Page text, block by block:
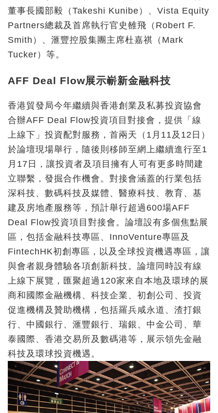
董事長國部毅（Takeshi Kunibe）、Vista Equity
Partners總裁及首席執行官史雒飛（Robert F.
Smith）、滙豐控股集團主席杜嘉祺（Mark
Tucker）等。
AFF Deal Flow展示嶄新金融科技
香港貿發局今年繼續與香港創業及私募投資協會
合辦AFF Deal Flow投資項目對接會，提供「線
上線下」投資配對服務，首兩天（1月11及12日）
於論壇現場舉行，隨後則移師至網上繼續進行至1
月17日，讓投資者及項目擁有人可有更多時間建
立聯繫，發掘合作機會。對接會涵蓋的行業包括
深科技、數碼科技及媒體、醫療科技、教育、基
建及房地產服務等，預計舉行超過600場AFF
Deal Flow投資項目對接會。論壇設有多個焦點展
區，包括金融科技專區、InnoVenture專區及
FintechHK初創專區，以及全球投資機遇專區，讓
與會者親身體驗各項創新科技。論壇同時設有線
上線下展覽，匯聚超過120家來自本地及環球的展
商和國際金融機構、科技企業、初創公司、投資
促進機構及贊助機構，包括羅兵咸永道、渣打銀
行、中國銀行、滙豐銀行、瑞銀、中金公司、華
泰國際、香港交易所及數碼港等，展示領先金融
科技及環球投資機遇。